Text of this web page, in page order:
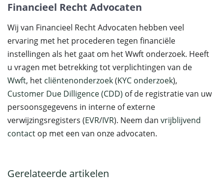
Financieel Recht Advocaten
Wij van Financieel Recht Advocaten hebben veel
ervaring met het procederen tegen financiële
instellingen als het gaat om het Wwft onderzoek. Heeft
u vragen met betrekking tot verplichtingen van de
Wwft, het cliëntenonderzoek(KYC onderzoek),
Customer Due Dilligence (CDD) of de registratie van uw
persoonsgegevens in interne of externe
verwijzingsregisters (EVR/IVR). Neem dan vrijblijvend
contact op met een van onze advocaten.
Gerelateerde artikelen